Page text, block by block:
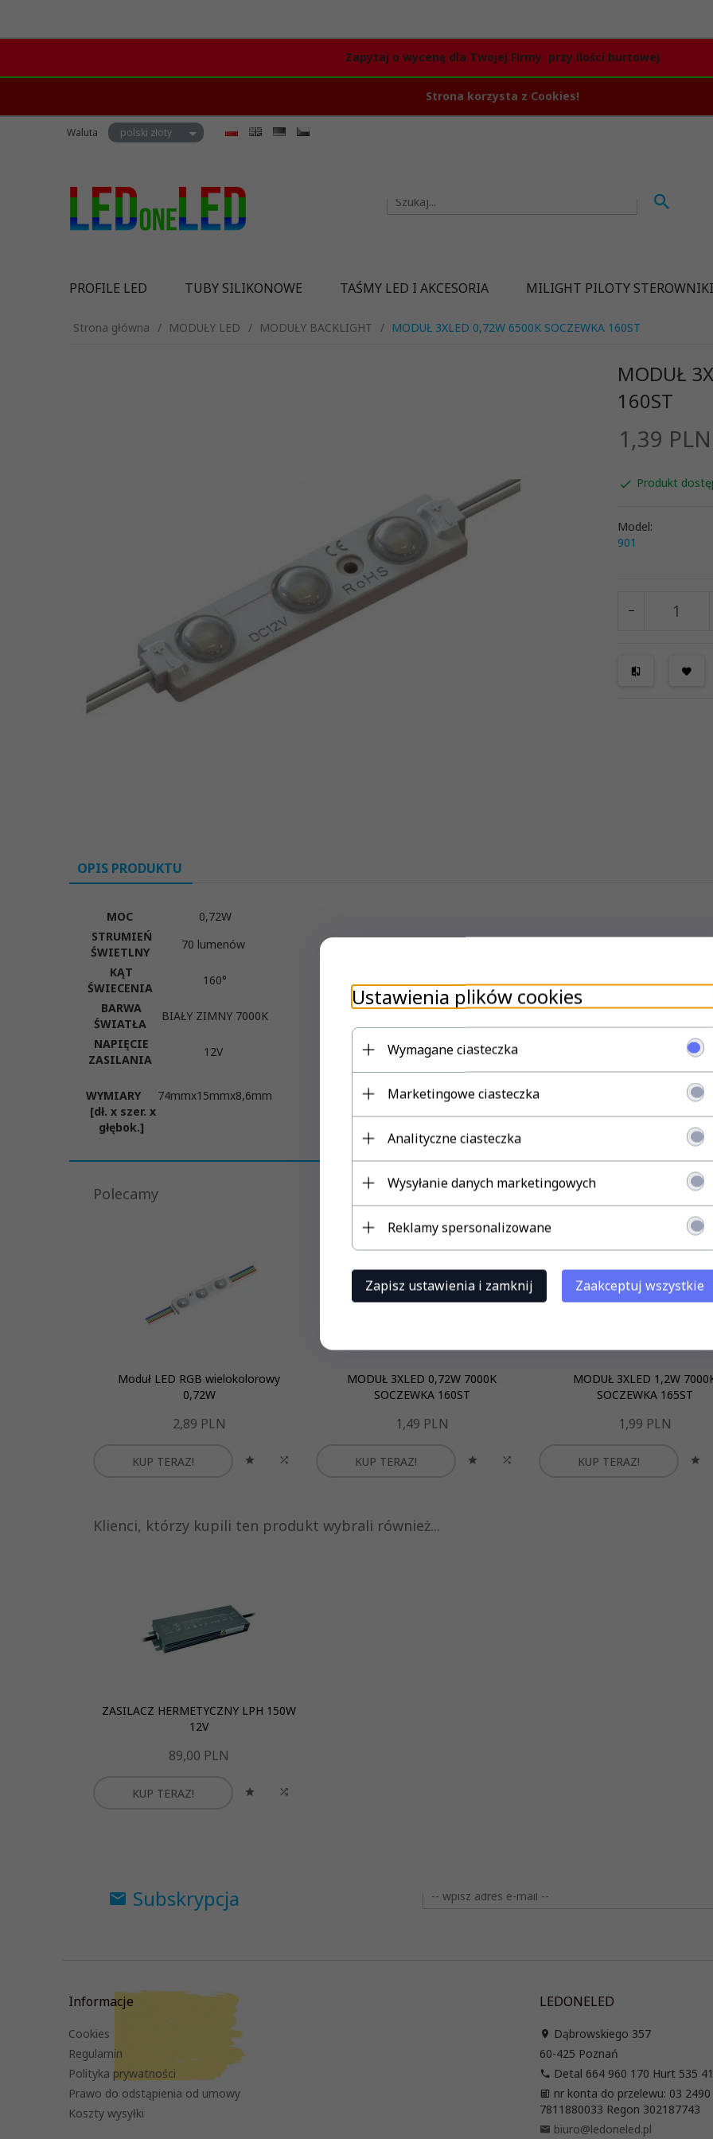
Zapytaj o wycenę dla Twojej Firmy przy ilości hurtowej
Strona korzysta z Cookies!
Waluta currency_h
polski złoty
PROFILE LED TUBY SILIKONOWE TAŚMY LED I AKCESORIA MILIGHT PILOTY STEROWNIKI
Strona główna MODUŁY LED MODUŁY BACKLIGHT MODUŁ 3XLED 0,72W 6500K SOCZEWKA 160ST
MODUŁ
160ST
1,39 PLN
Produkt
Model:
901
OPIS PRODUKTU
MOC
0,72W
STRUMIEŃ
ŚWIETLNY
70 lumenów
KĄT
ŚWIECENIA
160°
BARWA
ŚWIATŁA
BIAŁY ZIMNY 7000K
NAPIĘCIE
ZASILANIA
12V
WYMIARY
[dł. x szer. x
głębok.]
74mmx15mmx8,6mm
Polecamy
Moduł LED RGB wielokolorowy
0,72W
2,89 PLN
KUP TERAZ!
MODUŁ 3XLED 0,72W 7000K
SOCZEWKA 160ST
1,49 PLN
KUP TERAZ!
MODUŁ 3XLED 1,2W
SOCZEWKA 165ST
1,99 PLN
KUP TERAZ!
Klienci, którzy kupili ten produkt wybrali również...
ZASILACZ HERMETYCZNY LPH 150W
12V
89,00 PLN
KUP TERAZ!
Subskrypcja
Informacje
Cookies
Regulamin
Polityka prywatności
Prawo do odstąpienia od umowy
Koszty wysyłki
LEDONELED
Dąbrowskiego 357
60-425 Poznań
Detal 664 960 170 Hurt 535
nr konta do przelewu: 03
7811880033 Regon 302187743
biuro@ledoneled.pl
Ustawienia plików cookies
Wymagane ciasteczka
Marketingowe ciasteczka
Analityczne ciasteczka
Wysyłanie danych marketingowych
Reklamy spersonalizowane
Zapisz ustawienia i zamknij Zaakceptuj wszystkie